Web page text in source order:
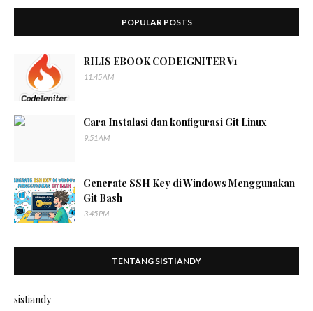
POPULAR POSTS
RILIS EBOOK CODEIGNITER V1
11:45 AM
Cara Instalasi dan konfigurasi Git Linux
9:51 AM
Generate SSH Key di Windows Menggunakan
Git Bash
3:45 PM
TENTANG SISTIANDY
sistiandy